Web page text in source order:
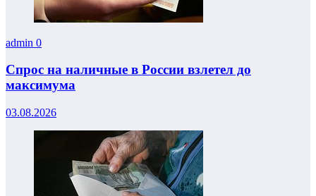
admin 0
Спрос на наличные в России взлетел до
максимума
03.08.2026